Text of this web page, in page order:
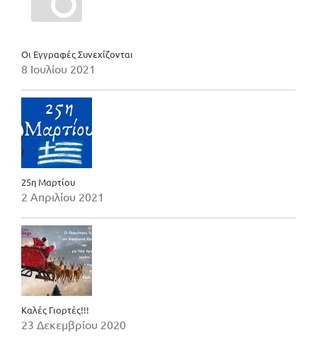
Οι Εγγραφές Συνεχίζονται
8 Ιουλίου 2021
25η Μαρτίου
2 Απριλίου 2021
Καλές Γιορτές!!!
23 Δεκεμβρίου 2020